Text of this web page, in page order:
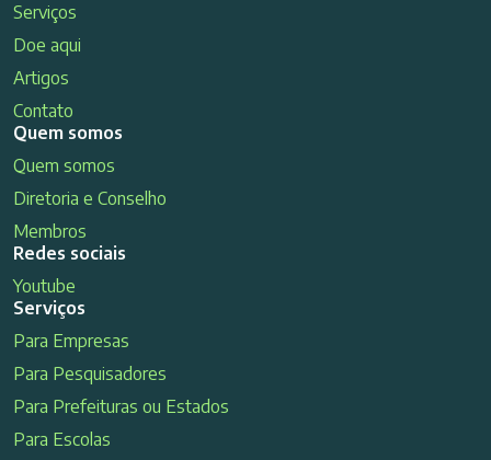
Serviços
Doe aqui
Artigos
Contato
Quem somos
Quem somos
Diretoria e Conselho
Membros
Redes sociais
Youtube
Serviços
Para Empresas
Para Pesquisadores
Para Prefeituras ou Estados
Para Escolas